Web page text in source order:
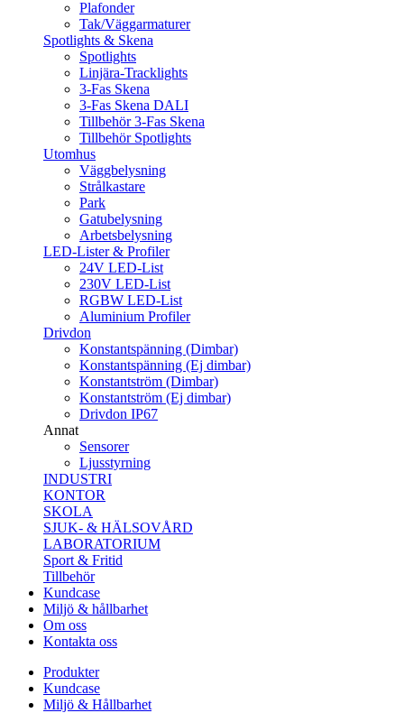
Plafonder
Tak/Väggarmaturer
Spotlights & Skena
Spotlights
Linjära-Tracklights
3-Fas Skena
3-Fas Skena DALI
Tillbehör 3-Fas Skena
Tillbehör Spotlights
Utomhus
Väggbelysning
Strålkastare
Park
Gatubelysning
Arbetsbelysning
LED-Lister & Profiler
24V LED-List
230V LED-List
RGBW LED-List
Aluminium Profiler
Drivdon
Konstantspänning (Dimbar)
Konstantspänning (Ej dimbar)
Konstantström (Dimbar)
Konstantström (Ej dimbar)
Drivdon IP67
Annat
Sensorer
Ljusstyrning
INDUSTRI
KONTOR
SKOLA
SJUK- & HÄLSOVÅRD
LABORATORIUM
Sport & Fritid
Tillbehör
Kundcase
Miljö & hållbarhet
Om oss
Kontakta oss
Produkter
Kundcase
Miljö & Hållbarhet